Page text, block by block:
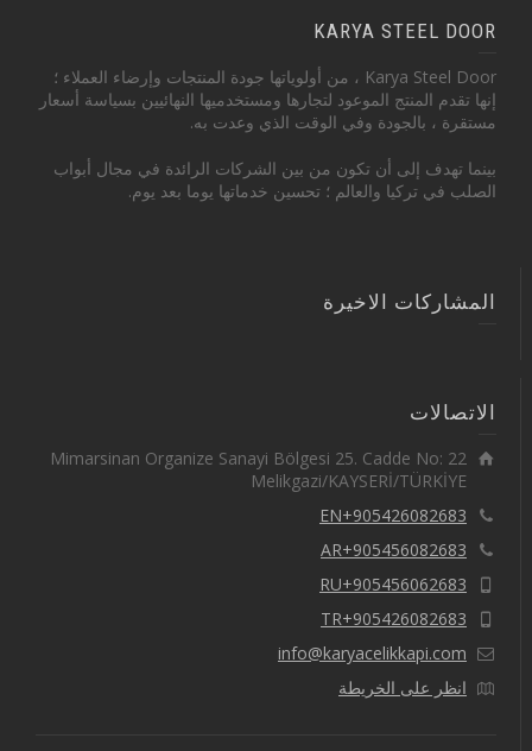
KARYA STEEL DOOR
Karya Steel Door ، من أولوياتها جودة المنتجات وإرضاء العملاء ؛
إنها تقدم المنتج الموعود لتجارها ومستخدميها النهائيين بسياسة أسعار
مستقرة ، بالجودة وفي الوقت الذي وعدت به.
بينما تهدف إلى أن تكون من بين الشركات الرائدة في مجال أبواب
الصلب في تركيا والعالم ؛ تحسين خدماتها يوما بعد يوم.
المشاركات الاخيرة
الاتصالات
Mimarsinan Organize Sanayi Bölgesi 25. Cadde No: 22
Melikgazi/KAYSERİ/TÜRKİYE
EN+905426082683
AR+905456082683
RU+905456062683
TR+905426082683
info@karyacelikkapi.com
انظر على الخريطة